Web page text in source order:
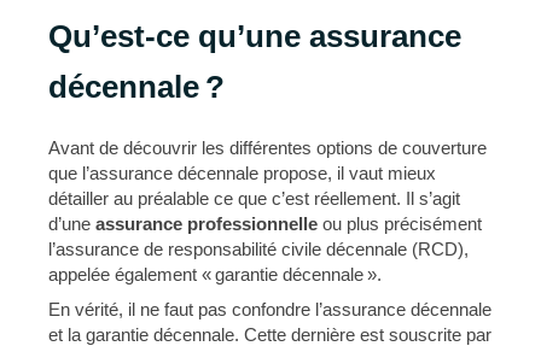
Qu’est-ce qu’une assurance
décennale ?
Avant de découvrir les différentes options de couverture
que l’assurance décennale propose, il vaut mieux
détailler au préalable ce que c’est réellement. Il s’agit
d’une assurance professionnelle ou plus précisément
l’assurance de responsabilité civile décennale (RCD),
appelée également « garantie décennale ».
En vérité, il ne faut pas confondre l’assurance décennale
et la garantie décennale. Cette dernière est souscrite par